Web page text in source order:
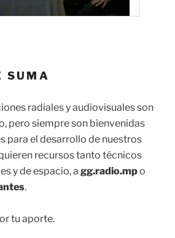
SUMA
radiales y audiovisuales son
pero siempre son bienvenidas
para el desarrollo de nuestros
recursos tanto técnicos
y de espacio, a gg.radio.mpo
.
tu aporte.